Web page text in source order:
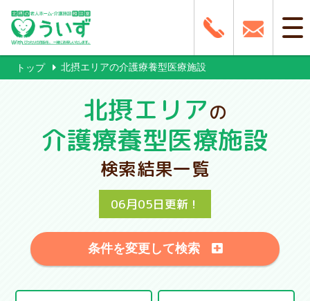
トップ 北摂エリアの介護療養型医療施設
北摂エリアの
介護療養型医療施設
検索結果一覧
06月05日更新！
条件を変更して検索